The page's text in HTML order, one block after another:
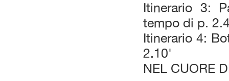
Itinerario 3:
tempo di p.
Itinerario 4:
2.10'
NEL CUORE